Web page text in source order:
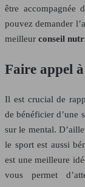
être accompagnée
pouvez demander
meilleur conseil
Faire appel
Il est crucial de
de bénéficier d’une
sur le mental.
le sport est aussi
est une meilleure
vous permet